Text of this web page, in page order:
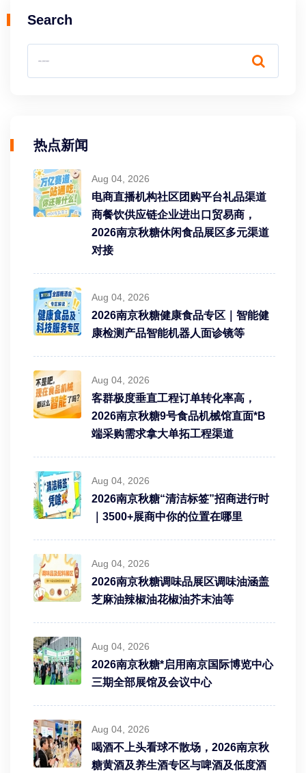
Search
热点新闻
Aug 04, 2026
电商直播机构社区团购平台礼品渠道
商餐饮供应链企业进出口贸易商，
2026南京秋糖休闲食品展区多元渠道
对接
Aug 04, 2026
2026南京秋糖健康食品专区｜智能健
康检测产品智能机器人面诊镜等
Aug 04, 2026
客群极度垂直工程订单转化率高，
2026南京秋糖9号食品机械馆直面*B
端采购需求拿大单拓工程渠道
Aug 04, 2026
2026南京秋糖“清洁标签”招商进行时
｜3500+展商中你的位置在哪里
Aug 04, 2026
2026南京秋糖调味品展区调味油涵盖
芝麻油辣椒油花椒油芥末油等
Aug 04, 2026
2026南京秋糖*启用南京国际博览中心
三期全部展馆及会议中心
Aug 04, 2026
喝酒不上头看球不散场，2026南京秋
糖黄酒及养生酒专区与啤酒及低度酒